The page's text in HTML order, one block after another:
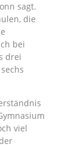
sagt.
die
bei
drei
viel